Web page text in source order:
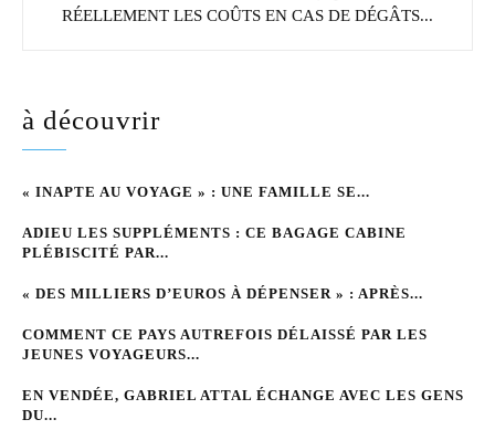
RÉELLEMENT LES COÛTS EN CAS DE DÉGÂTS...
à découvrir
« INAPTE AU VOYAGE » : UNE FAMILLE SE...
ADIEU LES SUPPLÉMENTS : CE BAGAGE CABINE
PLÉBISCITÉ PAR...
« DES MILLIERS D’EUROS À DÉPENSER » : APRÈS...
COMMENT CE PAYS AUTREFOIS DÉLAISSÉ PAR LES
JEUNES VOYAGEURS...
EN VENDÉE, GABRIEL ATTAL ÉCHANGE AVEC LES GENS
DU...